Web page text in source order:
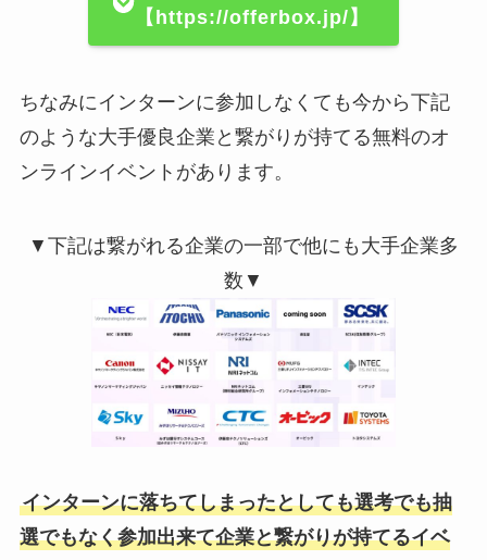
【https://offerbox.jp/】
ちなみにインターンに参加しなくても今から下記
のような大手優良企業と繋がりが持てる無料のオ
ンラインイベントがあります。
▼下記は繋がれる企業の一部で他にも大手企業多
数▼
インターンに落ちてしまったとしても選考でも抽
選でもなく参加出来て企業と繋がりが持てるイベ